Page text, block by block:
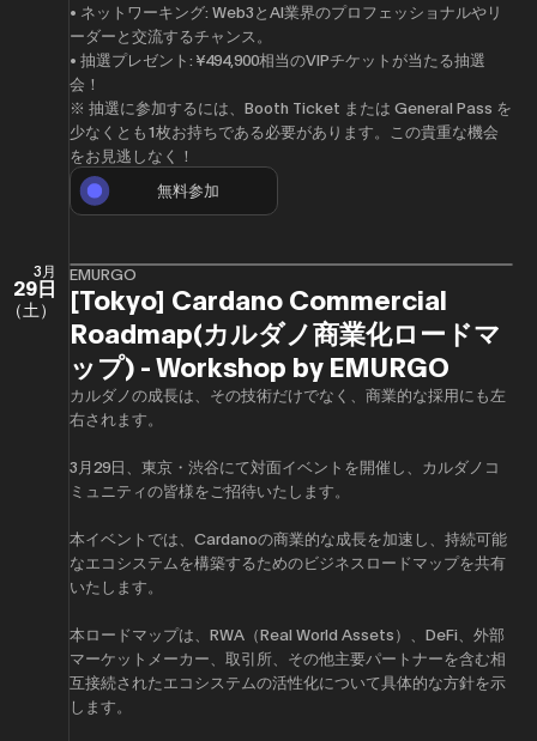
• ネットワーキング: Web3とAI業界のプロフェッショナルやリ
ーダーと交流するチャンス。
• 抽選プレゼント: ¥494,900相当のVIPチケットが当たる抽選
会！
※ 抽選に参加するには、Booth Ticket または General Pass を
少なくとも1枚お持ちである必要があります。この貴重な機会
をお見逃しなく！
無料参加
3月
29日
（土）
EMURGO
[Tokyo] Cardano Commercial
Roadmap(カルダノ商業化ロードマ
ップ) - Workshop by EMURGO
​カルダノの成長は、その技術だけでなく、商業的な採用にも左
右されます。
​3月29日、東京・渋谷にて対面イベントを開催し、カルダノコ
ミュニティの皆様をご招待いたします。
​本イベントでは、Cardanoの商業的な成長を加速し、持続可能
なエコシステムを構築するためのビジネスロードマップを共有
いたします。
本ロードマップは、RWA（Real World Assets）、DeFi、外部
マーケットメーカー、取引所、その他主要パートナーを含む相
互接続されたエコシステムの活性化について具体的な方針を示
します。